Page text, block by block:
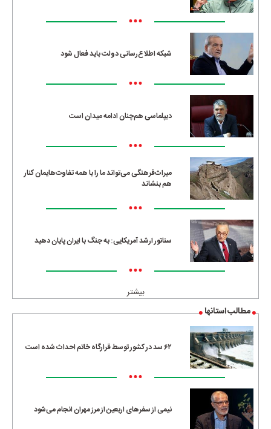
•••
شبکه اطلاع‌رسانی دولت باید فعال شود
•••
دیپلماسی هم‌چنان ادامه میدان است
•••
میراث‌فرهنگی می‌تواند ما را با همه تفاوت‌هایمان کنار
هم بنشاند
•••
سناتور ارشد آمریکایی: به جنگ با ایران پایان دهید
•••
بیشتر
مطالب استانها
۶۲ سد در کشور توسط قرارگاه خاتم احداث شده است
•••
نیمی از سفرهای اربعین از مرز مهران انجام می‌شود